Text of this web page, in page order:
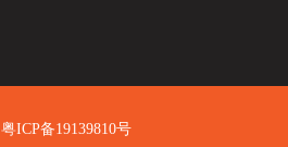
粤ICP备19139810号